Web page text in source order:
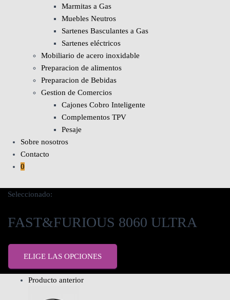
Marmitas a Gas
Muebles Neutros
Sartenes Basculantes a Gas
Sartenes eléctricos
Mobiliario de acero inoxidable
Preparacion de alimentos
Preparacion de Bebidas
Gestion de Comercios
Cajones Cobro Inteligente
Complementos TPV
Pesaje
Sobre nosotros
Contacto
0
Seleccionado:
FAST&FURIOUS 8060 ULTRA
ELIGE LAS OPCIONES
Producto anterior